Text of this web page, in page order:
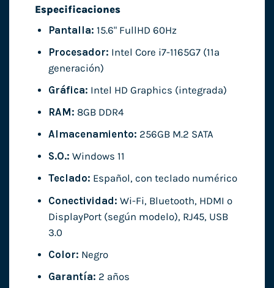
Especificaciones
Pantalla: 15.6" FullHD 60Hz
Procesador: Intel Core i7-1165G7 (11ª
generación)
Gráfica: Intel HD Graphics (integrada)
RAM: 8GB DDR4
Almacenamiento: 256GB M.2 SATA
S.O.: Windows 11
Teclado: Español, con teclado numérico
Conectividad: Wi-Fi, Bluetooth, HDMI o
DisplayPort (según modelo), RJ45, USB
3.0
Color: Negro
Garantía: 2 años